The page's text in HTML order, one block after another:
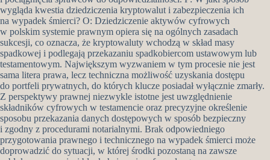
wygląda kwestia dziedziczenia kryptowalut i zabezpieczenia ich
na wypadek śmierci? O: Dziedziczenie aktywów cyfrowych
w polskim systemie prawnym opiera się na ogólnych zasadach
sukcesji, co oznacza, że kryptowaluty wchodzą w skład masy
spadkowej i podlegają przekazaniu spadkobiercom ustawowym lub
testamentowym. Największym wyzwaniem w tym procesie nie jest
sama litera prawa, lecz techniczna możliwość uzyskania dostępu
do portfeli prywatnych, do których klucze posiadał wyłącznie zmarły.
Z perspektywy prawnej niezwykle istotne jest uwzględnienie
składników cyfrowych w testamencie oraz precyzyjne określenie
sposobu przekazania danych dostępowych w sposób bezpieczny
i zgodny z procedurami notarialnymi. Brak odpowiedniego
przygotowania prawnego i technicznego na wypadek śmierci może
doprowadzić do sytuacji, w której środki pozostaną na zawsze